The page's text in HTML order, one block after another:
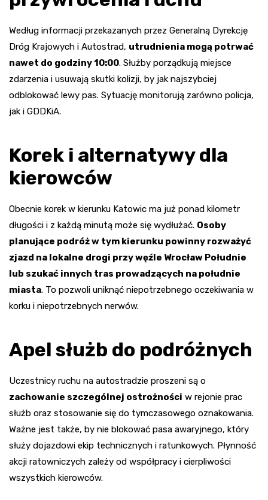
Według informacji przekazanych przez Generalną Dyrekcję
Dróg Krajowych i Autostrad, utrudnienia mogą potrwać
nawet do godziny 10:00. Służby porządkują miejsce
zdarzenia i usuwają skutki kolizji, by jak najszybciej
odblokować lewy pas. Sytuację monitorują zarówno policja,
jak i GDDKiA.
Korek i alternatywy dla
kierowców
Obecnie korek w kierunku Katowic ma już ponad kilometr
długości i z każdą minutą może się wydłużać. Osoby
planujące podróż w tym kierunku powinny rozważyć
zjazd na lokalne drogi przy węźle Wrocław Południe
lub szukać innych tras prowadzących na południe
miasta. To pozwoli uniknąć niepotrzebnego oczekiwania w
korku i niepotrzebnych nerwów.
Apel służb do podróżnych
Uczestnicy ruchu na autostradzie proszeni są o
zachowanie szczególnej ostrożności w rejonie prac
służb oraz stosowanie się do tymczasowego oznakowania.
Ważne jest także, by nie blokować pasa awaryjnego, który
służy dojazdowi ekip technicznych i ratunkowych. Płynność
akcji ratowniczych zależy od współpracy i cierpliwości
wszystkich kierowców.